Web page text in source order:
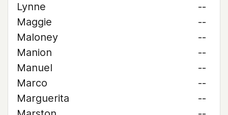
Lynne
--
Maggie
--
Maloney
--
Manion
--
Manuel
--
Marco
--
Marguerita
--